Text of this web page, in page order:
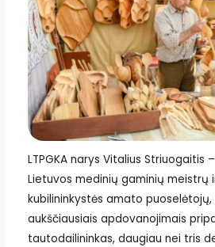
LTPGKA narys Vitalius Striuogaitis
Lietuvos medinių gaminių meistrų
kubilininkystės amato puoselėtojų,
aukščiausiais apdovanojimais
tautodailininkas, daugiau nei tris